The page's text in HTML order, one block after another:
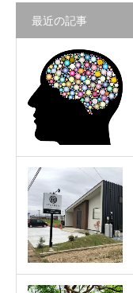
最近の記事